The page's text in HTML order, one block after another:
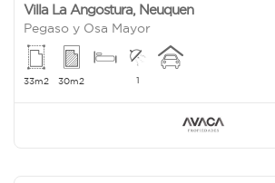
Villa La Angostura, Neuquen
Pegaso y Osa Mayor
33m2 30m2 1